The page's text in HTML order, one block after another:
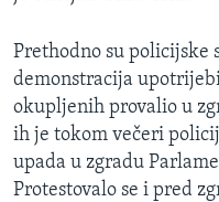
Prethodno su policijske
demonstracija
okupljenih provalio u
ih je tokom večeri
upada u zgradu
Protestovalo se i pred